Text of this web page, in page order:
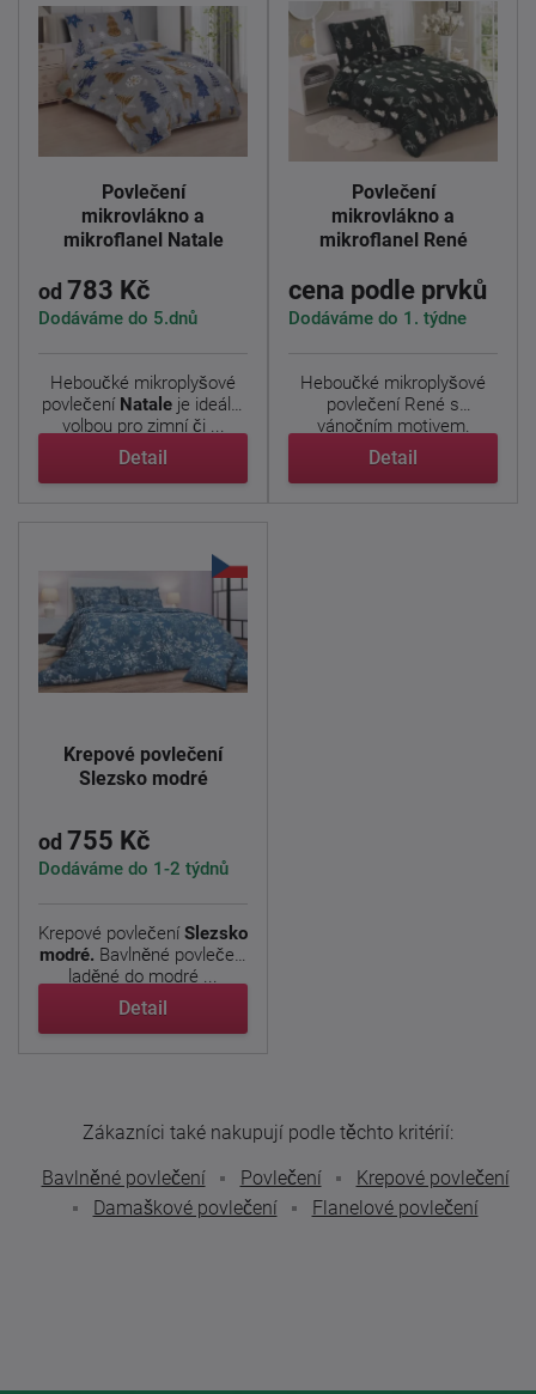
Povlečení
mikrovlákno a
mikroflanel Natale
od 783 Kč
Dodáváme do 5.dnů
Heboučké mikroplyšové
povlečeníNatale je ideální
volbou pro zimní či ...
Detail
Povlečení
mikrovlákno a
mikroflanel René
cena podle prvků
Dodáváme do 1. týdne
Heboučké mikroplyšové
povlečení René s
vánočním motivem.
Povlečení ...
Detail
Krepové povlečení
Slezsko modré
od 755 Kč
Dodáváme do 1-2 týdnů
Krepové povlečeníSlezsko
modré. Bavlněné povlečení
laděné do modré ...
Detail
Zákazníci také nakupují podle těchto kritérií:
Bavlněné povlečení
Povlečení
Krepové povlečení
Damaškové povlečení
Flanelové povlečení